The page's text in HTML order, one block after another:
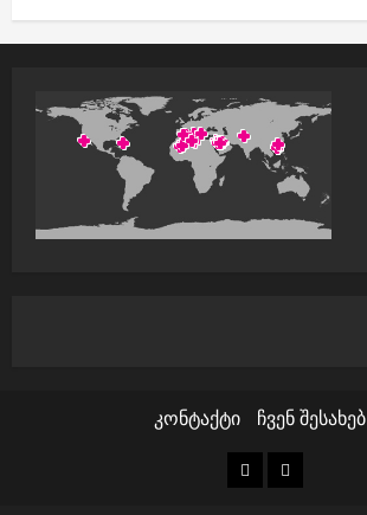
o
n
კონტაქტი ჩვენ შესახებ
კონტაქტი
ჩვენ